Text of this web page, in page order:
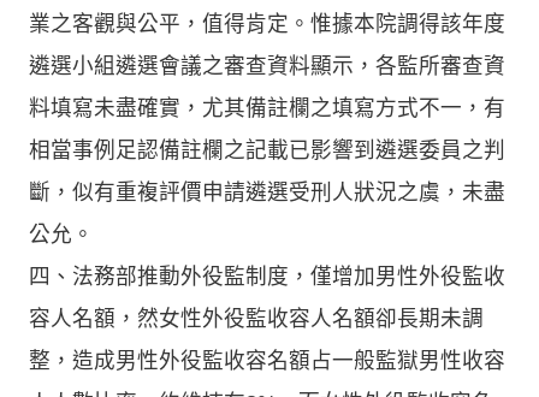
業之客觀與公平，值得肯定。惟據本院調得該年度
遴選小組遴選會議之審查資料顯示，各監所審查資
料填寫未盡確實，尤其備註欄之填寫方式不一，有
相當事例足認備註欄之記載已影響到遴選委員之判
斷，似有重複評價申請遴選受刑人狀況之虞，未盡
公允。
四、法務部推動外役監制度，僅增加男性外役監收
容人名額，然女性外役監收容人名額卻長期未調
整，造成男性外役監收容名額占一般監獄男性收容